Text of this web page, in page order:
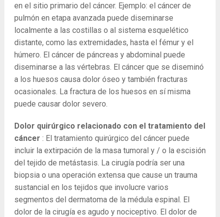
en el sitio primario del cáncer. Ejemplo: el cáncer de
pulmón en etapa avanzada puede diseminarse
localmente a las costillas o al sistema esquelético
distante, como las extremidades, hasta el fémur y el
húmero. El cáncer de páncreas y abdominal puede
diseminarse a las vértebras. El cáncer que se diseminó
a los huesos causa dolor óseo y también fracturas
ocasionales. La fractura de los huesos en sí misma
puede causar dolor severo.
Dolor quirúrgico relacionado con el tratamiento del
cáncer : El tratamiento quirúrgico del cáncer puede
incluir la extirpación de la masa tumoral y / o la escisión
del tejido de metástasis. La cirugía podría ser una
biopsia o una operación extensa que cause un trauma
sustancial en los tejidos que involucre varios
segmentos del dermatoma de la médula espinal. El
dolor de la cirugía es agudo y nociceptivo. El dolor de